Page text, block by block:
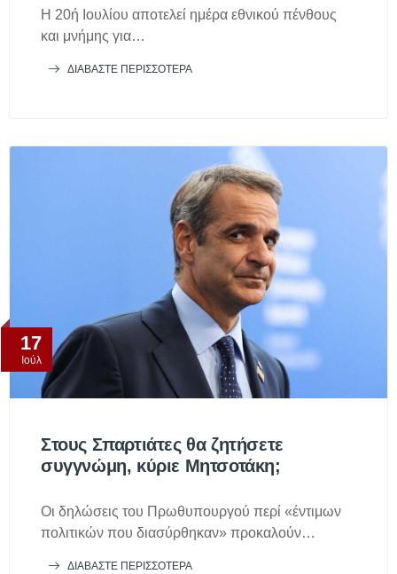
Η 20ή Ιουλίου αποτελεί ημέρα εθνικού πένθους
και μνήμης για…
ΔΙΑΒΆΣΤΕ ΠΕΡΙΣΣΌΤΕΡΑ
17
Ιούλ
Στους Σπαρτιάτες θα ζητήσετε
συγγνώμη, κύριε Μητσοτάκη;
Οι δηλώσεις του Πρωθυπουργού περί «έντιμων
πολιτικών που διασύρθηκαν» προκαλούν…
ΔΙΑΒΆΣΤΕ ΠΕΡΙΣΣΌΤΕΡΑ